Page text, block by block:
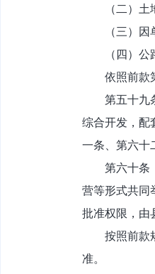
（二）土地
（三）因单
（四）公路
依照前款第
第五十九条
综合开发，配
一条、第六十
第六十条 农
营等形式共同
批准权限，由
按照前款规
准。